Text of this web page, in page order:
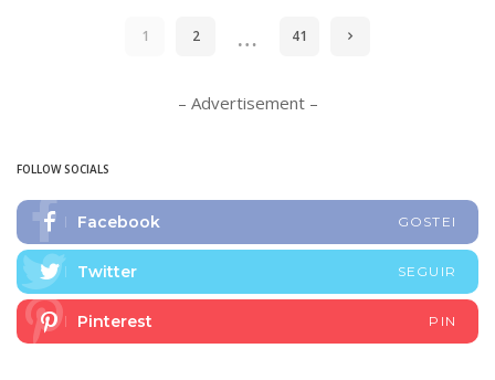
1 2 … 41
– Advertisement –
FOLLOW SOCIALS
Facebook GOSTEI
Twitter SEGUIR
Pinterest PIN